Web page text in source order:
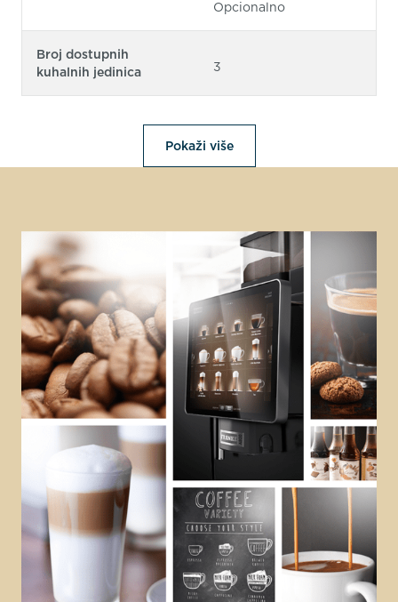
Opcionalno
Broj dostupnih
kuhalnih jedinica
3
Pokaži više